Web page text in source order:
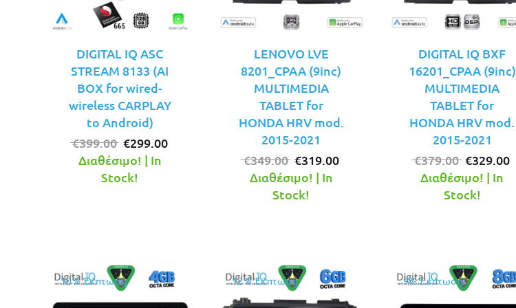
DIGITAL IQ ASC
STREAM 8133 (AI
BOX for wired-
wireless CARPLAY
to Android)
€399.00 Original
price
was:
€299.00
Διαθέσιμο! | In
Stock!
LENOVO LVE
8201_CPAA (9inc)
MULTIMEDIA
TABLET for
HONDA HRV mod.
2015-2021
€349.00 Original
price
was:
€319.00
Διαθέσιμο! | In
Stock!
DIGITAL IQ BXF
16201_CPAA (9inc)
MULTIMEDIA
TABLET for
HONDA HRV mod.
2015-2021
€379.00 Original
price
was:
€329.00
Διαθέσιμο! | In
Stock!
10% Έκπτωση 12% Έκπτωση 9% Έκπτωση